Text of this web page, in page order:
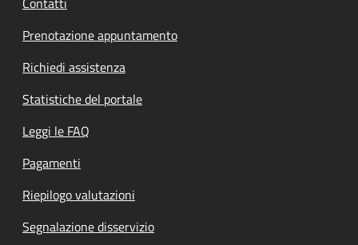
Prenotazione appuntamento
Richiedi assistenza
Statistiche del portale
Leggi le FAQ
Pagamenti
Riepilogo valutazioni
Segnalazione disservizio